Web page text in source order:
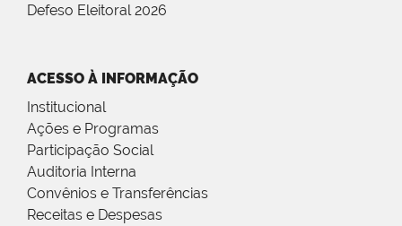
Defeso Eleitoral 2026
ACESSO À INFORMAÇÃO
Institucional
Ações e Programas
Participação Social
Auditoria Interna
Convênios e Transferências
Receitas e Despesas